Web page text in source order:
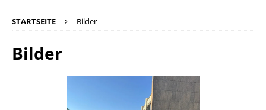
STARTSEITE Bilder
Bilder